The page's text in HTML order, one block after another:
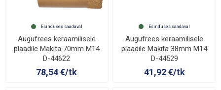
Esinduses saadaval
Augufrees keraamilisele
plaadile Makita 70mm M14
D-44622
78,54 €/tk
Esinduses saadaval
Augufrees keraamilisele
plaadile Makita 38mm M14
D-44529
41,92 €/tk